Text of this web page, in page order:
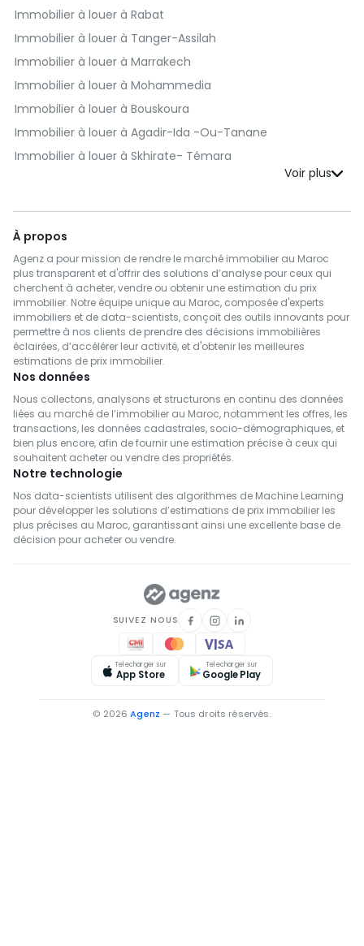
Immobilier à louer à Rabat
Immobilier à louer à Tanger-Assilah
Immobilier à louer à Marrakech
Immobilier à louer à Mohammedia
Immobilier à louer à Bouskoura
Immobilier à louer à Agadir-Ida -Ou-Tanane
Immobilier à louer à Skhirate- Témara
Immobilier à louer à Fès
Immobilier à louer à Al Haouz
Immobilier à louer à Salé
Immobilier à louer à Berrechid
Immobilier à louer à Essaouira
Immobilier à louer à Médiouna
Immobilier à louer à Meknès
Immobilier à louer à Rehamna
Immobilier à louer à Inezgane- Ait Melloul
Immobilier à louer à M'Diq-Fnideq
Immobilier à louer à Khémisset
Immobilier à louer à Fahs-Anjra
Immobilier à louer à El Hajeb
À propos
Agenz a pour mission de rendre le marché immobilier au Maroc
plus transparent et d'offrir des solutions d’analyse pour ceux qui
cherchent à acheter, vendre ou obtenir une estimation du prix
immobilier. Notre équipe unique au Maroc, composée d'experts
immobiliers et de data-scientists, conçoit des outils innovants pour
permettre à nos clients de prendre des décisions immobilières
éclairées, d’accélérer leur activité, et d'obtenir les meilleures
estimations de prix immobilier.
Nos données
Nous collectons, analysons et structurons en continu des données
liées au marché de l’immobilier au Maroc, notamment les offres, les
transactions, les données cadastrales, socio-démographiques, et
bien plus encore, afin de fournir une estimation précise à ceux qui
souhaitent acheter ou vendre des propriétés.
Notre technologie
Nos data-scientists utilisent des algorithmes de Machine Learning
pour développer les solutions d’estimations de prix immobilier les
plus précises au Maroc, garantissant ainsi une excellente base de
décision pour acheter ou vendre.
SUIVEZ NOUS
Telecharger sur
App Store
Telecharger sur
Google Play
© 2026Agenz — Tous droits réservés.